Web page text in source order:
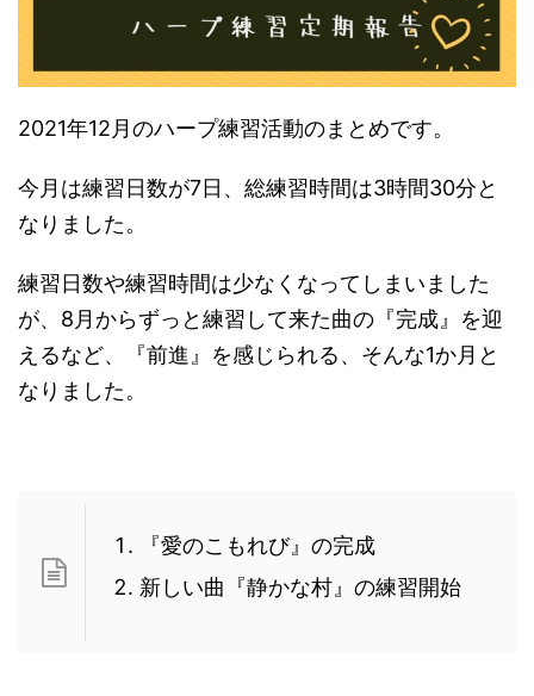
2021年12月のハープ練習活動のまとめです。
今月は練習日数が7日、総練習時間は3時間30分と
なりました。
練習日数や練習時間は少なくなってしまいました
が、8月からずっと練習して来た曲の『完成』を迎
えるなど、『前進』を感じられる、そんな1か月と
なりました。
『愛のこもれび』の完成
新しい曲『静かな村』の練習開始